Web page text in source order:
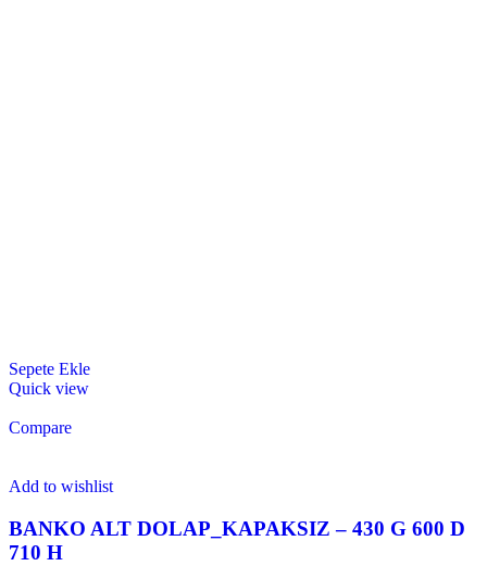
Sepete Ekle
Quick view
Compare
Add to wishlist
BANKO ALT DOLAP_KAPAKSIZ – 430 G 600 D
710 H